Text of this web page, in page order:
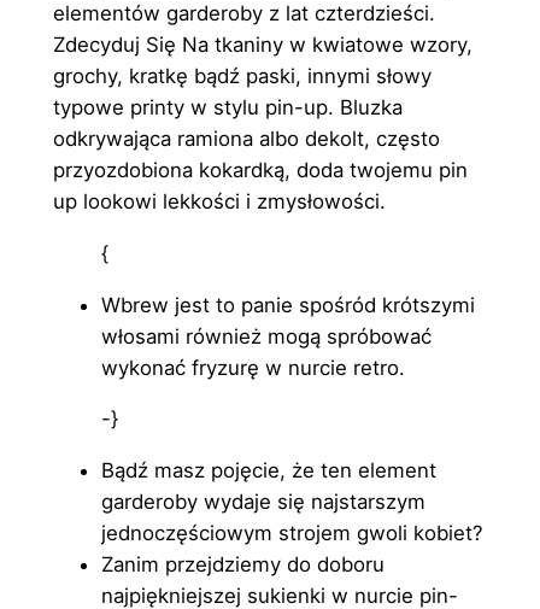
elementów garderoby z lat czterdzieści.
Zdecyduj Się Na tkaniny w kwiatowe wzory,
grochy, kratkę bądź paski, innymi słowy
typowe printy w stylu pin-up. Bluzka
odkrywająca ramiona albo dekolt, często
przyozdobiona kokardką, doda twojemu pin
up lookowi lekkości i zmysłowości.
{
Wbrew jest to panie spośród krótszymi
włosami również mogą spróbować
wykonać fryzurę w nurcie retro.
-}
Bądź masz pojęcie, że ten element
garderoby wydaje się najstarszym
jednoczęściowym strojem gwoli kobiet?
Zanim przejdziemy do doboru
najpiękniejszej sukienki w nurcie pin-